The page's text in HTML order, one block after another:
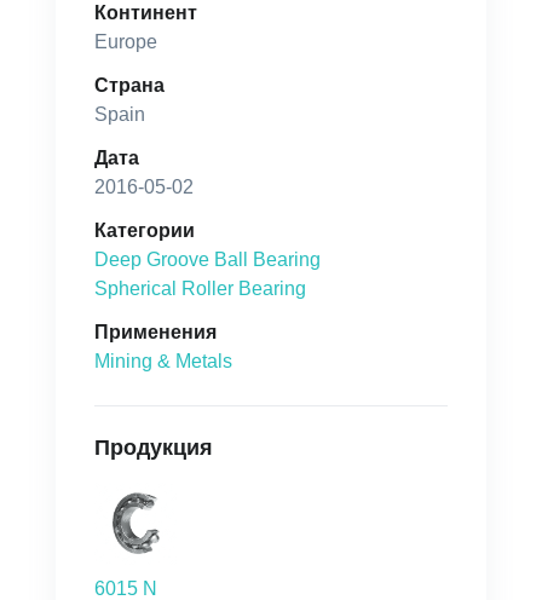
Континент
Europe
Страна
Spain
Дата
2016-05-02
Категории
Deep Groove Ball Bearing
Spherical Roller Bearing
Применения
Mining & Metals
Продукция
6015 N